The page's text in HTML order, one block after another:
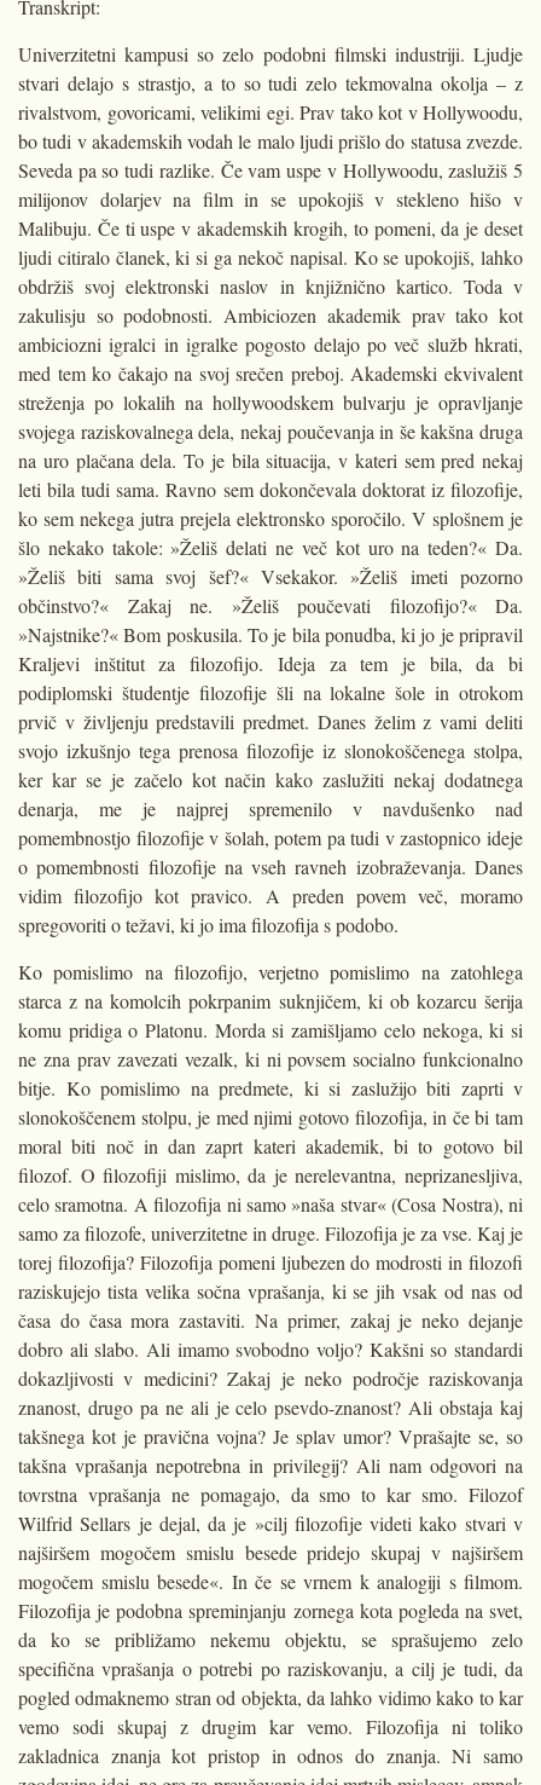
Transkript:
Univerzitetni kampusi so zelo podobni filmski industriji. Ljudje
stvari delajo s strastjo, a to so tudi zelo tekmovalna okolja – z
rivalstvom, govoricami, velikimi egi. Prav tako kot v Hollywoodu,
bo tudi v akademskih vodah le malo ljudi prišlo do statusa zvezde.
Seveda pa so tudi razlike. Če vam uspe v Hollywoodu, zaslužiš 5
milijonov dolarjev na film in se upokojiš v stekleno hišo v
Malibuju. Če ti uspe v akademskih krogih, to pomeni, da je deset
ljudi citiralo članek, ki si ga nekoč napisal. Ko se upokojiš, lahko
obdržiš svoj elektronski naslov in knjižnično kartico. Toda v
zakulisju so podobnosti. Ambiciozen akademik prav tako kot
ambiciozni igralci in igralke pogosto delajo po več služb hkrati,
med tem ko čakajo na svoj srečen preboj. Akademski ekvivalent
streženja po lokalih na hollywoodskem bulvarju je opravljanje
svojega raziskovalnega dela, nekaj poučevanja in še kakšna druga
na uro plačana dela. To je bila situacija, v kateri sem pred nekaj
leti bila tudi sama. Ravno sem dokončevala doktorat iz filozofije,
ko sem nekega jutra prejela elektronsko sporočilo. V splošnem je
šlo nekako takole: »Želiš delati ne več kot uro na teden?« Da.
»Želiš biti sama svoj šef?« Vsekakor. »Želiš imeti pozorno
občinstvo?« Zakaj ne. »Želiš poučevati filozofijo?« Da.
»Najstnike?« Bom poskusila. To je bila ponudba, ki jo je pripravil
Kraljevi inštitut za filozofijo. Ideja za tem je bila, da bi
podiplomski študentje filozofije šli na lokalne šole in otrokom
prvič v življenju predstavili predmet. Danes želim z vami deliti
svojo izkušnjo tega prenosa filozofije iz slonokoščenega stolpa,
ker kar se je začelo kot način kako zaslužiti nekaj dodatnega
denarja, me je najprej spremenilo v navdušenko nad
pomembnostjo filozofije v šolah, potem pa tudi v zastopnico ideje
o pomembnosti filozofije na vseh ravneh izobraževanja. Danes
vidim filozofijo kot pravico. A preden povem več, moramo
spregovoriti o težavi, ki jo ima filozofija s podobo.
Ko pomislimo na filozofijo, verjetno pomislimo na zatohlega
starca z na komolcih pokrpanim suknjičem, ki ob kozarcu šerija
komu pridiga o Platonu. Morda si zamišljamo celo nekoga, ki si
ne zna prav zavezati vezalk, ki ni povsem socialno funkcionalno
bitje. Ko pomislimo na predmete, ki si zaslužijo biti zaprti v
slonokoščenem stolpu, je med njimi gotovo filozofija, in če bi tam
moral biti noč in dan zaprt kateri akademik, bi to gotovo bil
filozof. O filozofiji mislimo, da je nerelevantna, neprizanesljiva,
celo sramotna. A filozofija ni samo »naša stvar« (Cosa Nostra), ni
samo za filozofe, univerzitetne in druge. Filozofija je za vse. Kaj je
torej filozofija? Filozofija pomeni ljubezen do modrosti in filozofi
raziskujejo tista velika sočna vprašanja, ki se jih vsak od nas od
časa do časa mora zastaviti. Na primer, zakaj je neko dejanje
dobro ali slabo. Ali imamo svobodno voljo? Kakšni so standardi
dokazljivosti v medicini? Zakaj je neko področje raziskovanja
znanost, drugo pa ne ali je celo psevdo-znanost? Ali obstaja kaj
takšnega kot je pravična vojna? Je splav umor? Vprašajte se, so
takšna vprašanja nepotrebna in privilegij? Ali nam odgovori na
tovrstna vprašanja ne pomagajo, da smo to kar smo. Filozof
Wilfrid Sellars je dejal, da je »cilj filozofije videti kako stvari v
najširšem mogočem smislu besede pridejo skupaj v najširšem
mogočem smislu besede«. In če se vrnem k analogiji s filmom.
Filozofija je podobna spreminjanju zornega kota pogleda na svet,
da ko se približamo nekemu objektu, se sprašujemo zelo
specifična vprašanja o potrebi po raziskovanju, a cilj je tudi, da
pogled odmaknemo stran od objekta, da lahko vidimo kako to kar
vemo sodi skupaj z drugim kar vemo. Filozofija ni toliko
zakladnica znanja kot pristop in odnos do znanja. Ni samo